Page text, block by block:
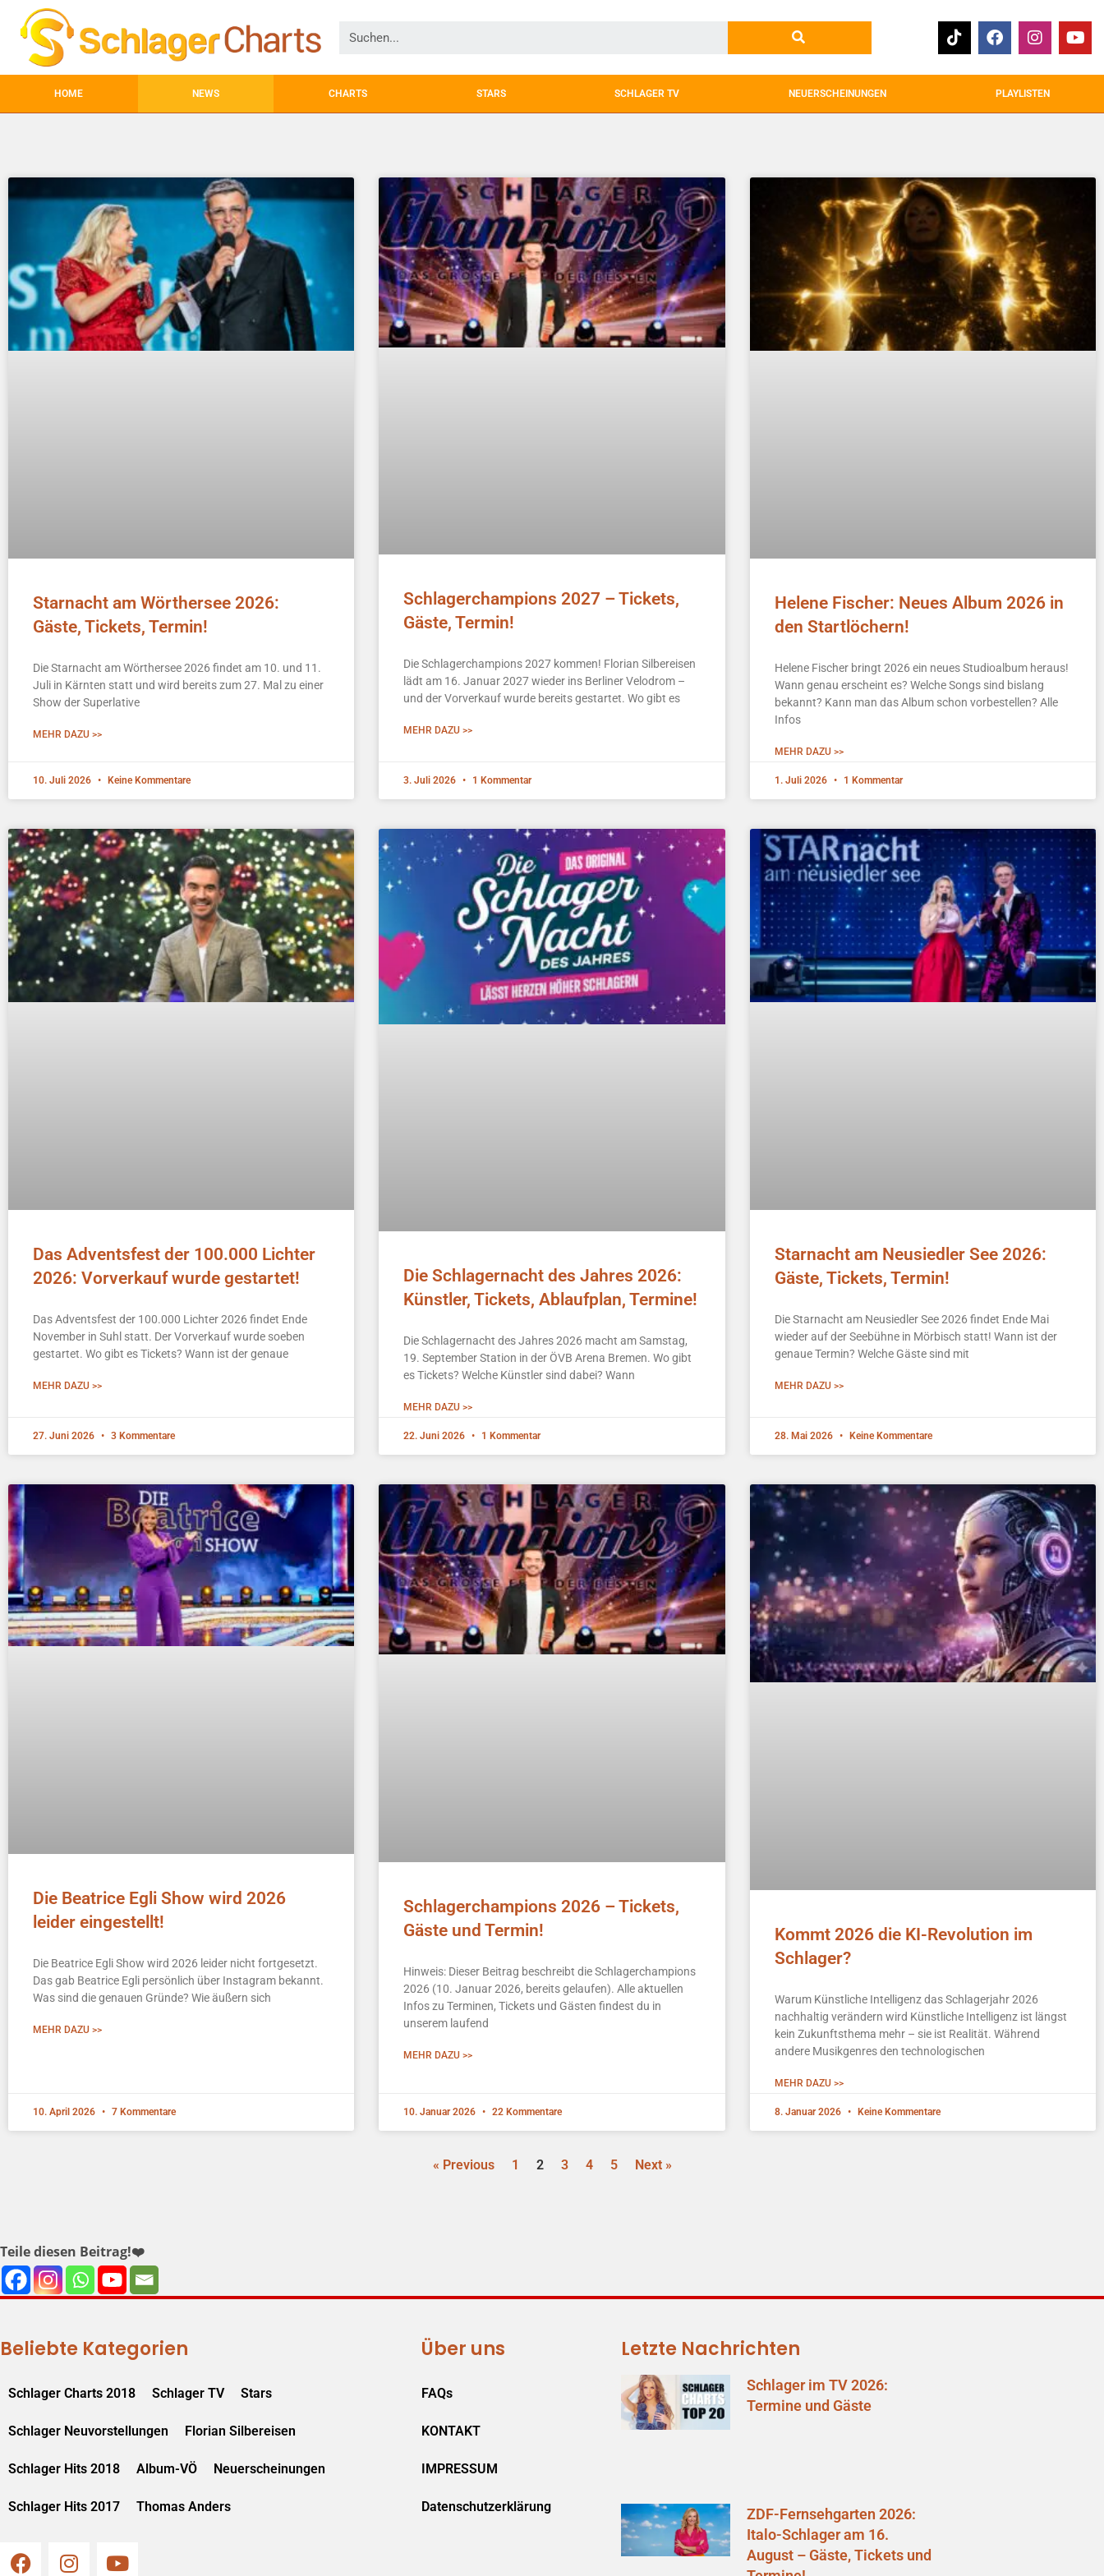
HOME NEWS CHARTS STARS SCHLAGER TV NEUERSCHEINUNGEN PLAYLISTEN
Starnacht am Wörthersee 2026:
Gäste, Tickets, Termin!
Die Starnacht am Wörthersee 2026 findet am 10. und 11.
Juli in Kärnten statt und wird bereits zum 27. Mal zu einer
Show der Superlative
MEHR DAZU >>
10. Juli 2026 Keine Kommentare
Schlagerchampions 2027 – Tickets,
Gäste, Termin!
Die Schlagerchampions 2027 kommen! Florian Silbereisen
lädt am 16. Januar 2027 wieder ins Berliner Velodrom –
und der Vorverkauf wurde bereits gestartet. Wo gibt es
MEHR DAZU >>
3. Juli 2026 1 Kommentar
Helene Fischer: Neues Album 2026 in
den Startlöchern!
Helene Fischer bringt 2026 ein neues Studioalbum heraus!
Wann genau erscheint es? Welche Songs sind bislang
bekannt? Kann man das Album schon vorbestellen? Alle
Infos
MEHR DAZU >>
1. Juli 2026 1 Kommentar
Das Adventsfest der 100.000 Lichter
2026: Vorverkauf wurde gestartet!
Das Adventsfest der 100.000 Lichter 2026 findet Ende
November in Suhl statt. Der Vorverkauf wurde soeben
gestartet. Wo gibt es Tickets? Wann ist der genaue
MEHR DAZU >>
27. Juni 2026 3 Kommentare
Die Schlagernacht des Jahres 2026:
Künstler, Tickets, Ablaufplan, Termine!
Die Schlagernacht des Jahres 2026 macht am Samstag,
19. September Station in der ÖVB Arena Bremen. Wo gibt
es Tickets? Welche Künstler sind dabei? Wann
MEHR DAZU >>
22. Juni 2026 1 Kommentar
Starnacht am Neusiedler See 2026:
Gäste, Tickets, Termin!
Die Starnacht am Neusiedler See 2026 findet Ende Mai
wieder auf der Seebühne in Mörbisch statt! Wann ist der
genaue Termin? Welche Gäste sind mit
MEHR DAZU >>
28. Mai 2026 Keine Kommentare
Die Beatrice Egli Show wird 2026
leider eingestellt!
Die Beatrice Egli Show wird 2026 leider nicht fortgesetzt.
Das gab Beatrice Egli persönlich über Instagram bekannt.
Was sind die genauen Gründe? Wie äußern sich
MEHR DAZU >>
10. April 2026 7 Kommentare
Schlagerchampions 2026 – Tickets,
Gäste und Termin!
Hinweis: Dieser Beitrag beschreibt die Schlagerchampions
2026 (10. Januar 2026, bereits gelaufen). Alle aktuellen
Infos zu Terminen, Tickets und Gästen findest du in
unserem laufend
MEHR DAZU >>
10. Januar 2026 22 Kommentare
Kommt 2026 die KI-Revolution im
Schlager?
Warum Künstliche Intelligenz das Schlagerjahr 2026
nachhaltig verändern wird Künstliche Intelligenz ist längst
kein Zukunftsthema mehr – sie ist Realität. Während
andere Musikgenres den technologischen
MEHR DAZU >>
8. Januar 2026 Keine Kommentare
« Previous 1 2 3 4 5 Next »
Teile diesen Beitrag!❤️
Beliebte Kategorien
Schlager Charts 2018 Schlager TV Stars
Schlager Neuvorstellungen Florian Silbereisen
Schlager Hits 2018 Album-VÖ Neuerscheinungen
Schlager Hits 2017 Thomas Anders
Über uns
FAQs
KONTAKT
IMPRESSUM
Datenschutzerklärung
Letzte Nachrichten
Schlager im TV 2026:
Termine und Gäste
ZDF-Fernsehgarten 2026:
Italo-Schlager am 16.
August – Gäste, Tickets und